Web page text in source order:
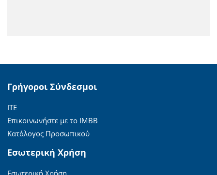
Γρήγοροι Σύνδεσμοι
ΙΤΕ
Επικοινωνήστε με το ΙΜΒΒ
Κατάλογος Προσωπικού
Εσωτερική Χρήση
Εσωτερική Χρήση